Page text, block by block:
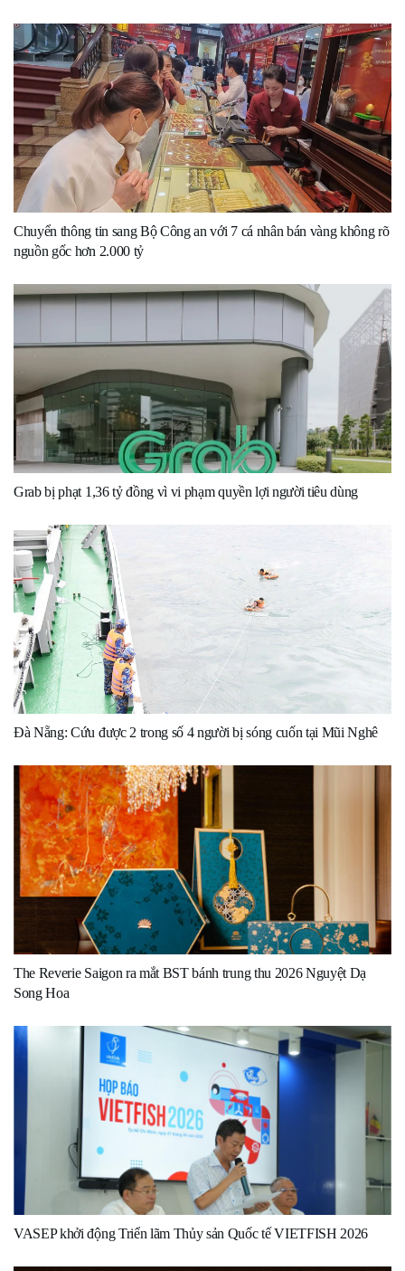
Chuyển thông tin sang Bộ Công an với 7 cá nhân bán vàng không rõ
nguồn gốc hơn 2.000 tỷ
Grab bị phạt 1,36 tỷ đồng vì vi phạm quyền lợi người tiêu dùng
Đà Nẵng: Cứu được 2 trong số 4 người bị sóng cuốn tại Mũi Nghê
The Reverie Saigon ra mắt BST bánh trung thu 2026 Nguyệt Dạ
Song Hoa
VASEP khởi động Triển lãm Thủy sản Quốc tế VIETFISH 2026